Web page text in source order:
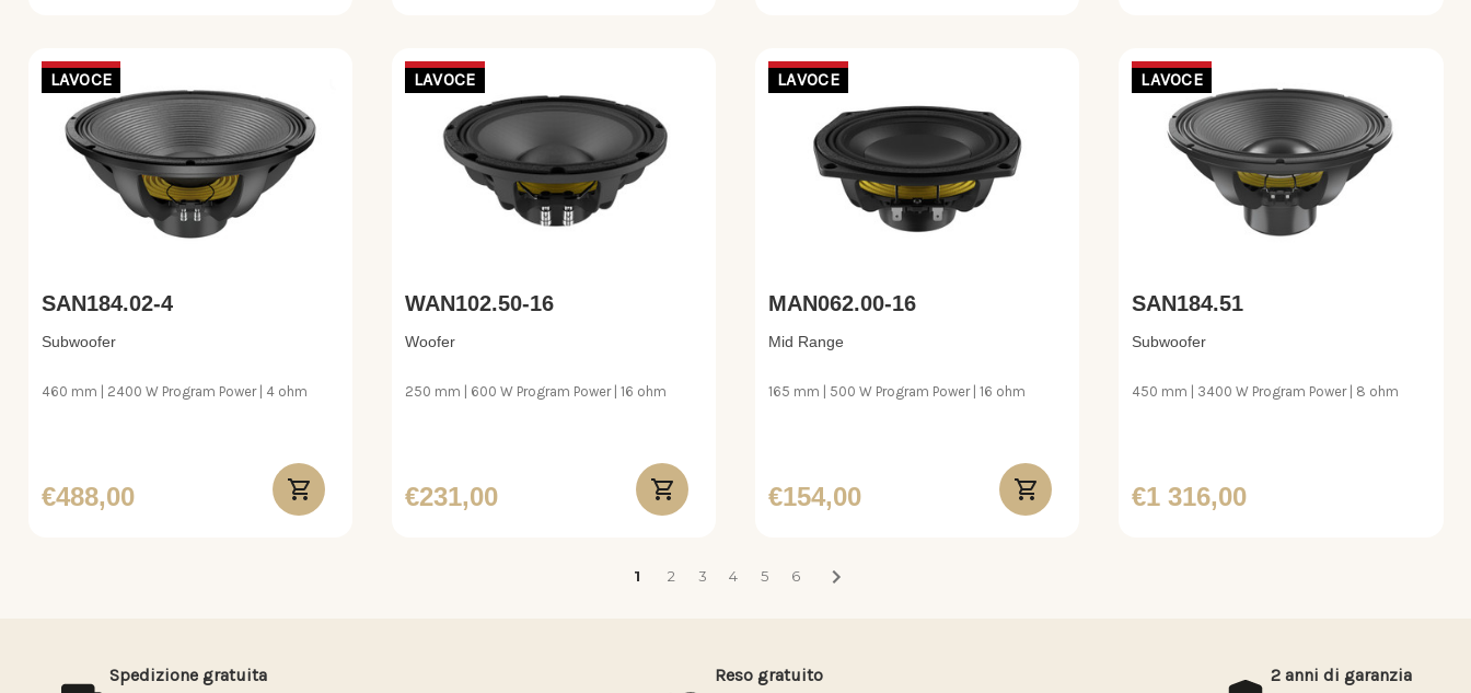
LAVOCE
SAN184.02-4
Subwoofer
460 mm | 2400 W Program Power | 4 ohm
€488,00
LAVOCE
WAN102.50-16
Woofer
250 mm | 600 W Program Power | 16 ohm
€231,00
LAVOCE
MAN062.00-16
Mid Range
165 mm | 500 W Program Power | 16 ohm
€154,00
LAVOCE
SAN184.51
Subwoofer
450 mm | 3400 W Program Power | 8 ohm
€1 316,00
1 2 3 4 5 6
Spedizione gratuita Reso gratuito 2 anni di garanzia